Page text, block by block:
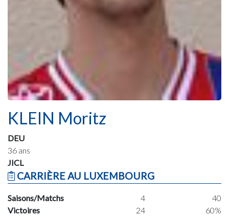
KLEIN Moritz
DEU
36 ans
JICL
CARRIÈRE AU LUXEMBOURG
Saisons/Matchs 4
40
Victoires
24
60%